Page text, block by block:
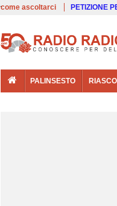
come ascoltarci PETIZIONE
PALINSESTO